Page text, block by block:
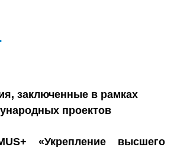
заключенные в рамках
проектов
«Укрепление высшего